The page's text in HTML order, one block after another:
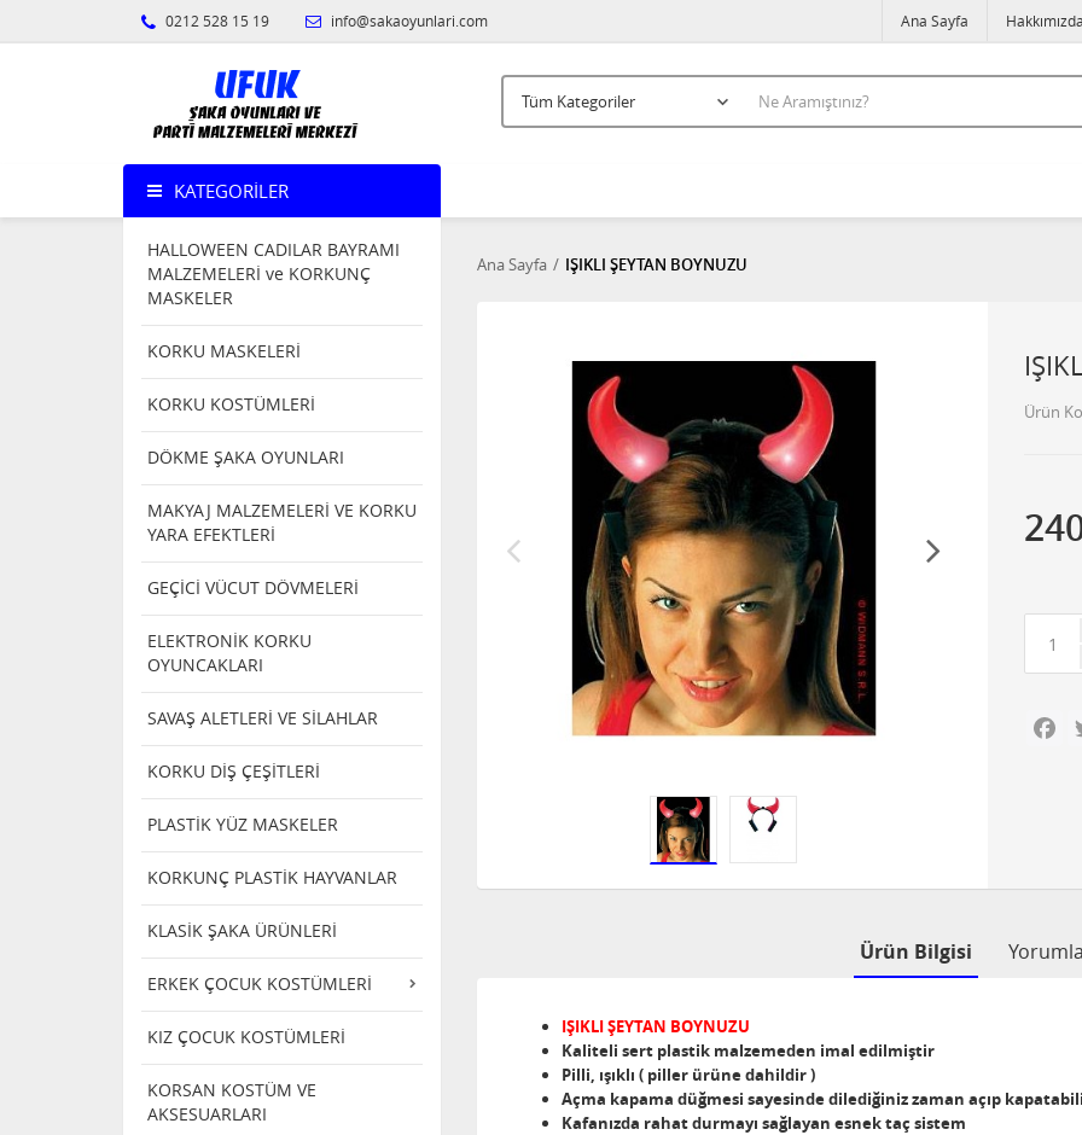
0212 528 15 19 info@sakaoyunlari.com Ana Sayfa Hakkımızda
KATEGORILER
HALLOWEEN CADILAR BAYRAMI
MALZEMELERİ ve KORKUNÇ
MASKELER
KORKU MASKELERİ
KORKU KOSTÜMLERİ
DÖKME ŞAKA OYUNLARI
MAKYAJ MALZEMELERİ VE KORKU
YARA EFEKTLERİ
GEÇİCİ VÜCUT DÖVMELERİ
ELEKTRONİK KORKU
OYUNCAKLARI
SAVAŞ ALETLERİ VE SİLAHLAR
KORKU DİŞ ÇEŞİTLERİ
PLASTİK YÜZ MASKELER
KORKUNÇ PLASTİK HAYVANLAR
KLASİK ŞAKA ÜRÜNLERİ
ERKEK ÇOCUK KOSTÜMLERİ
KIZ ÇOCUK KOSTÜMLERİ
KORSAN KOSTÜM VE
AKSESUARLARI
Ana Sayfa IŞIKLI ŞEYTAN BOYNUZU
Ürün
Ürün Bilgisi
IŞIKLI ŞEYTAN BOYNUZU
Kaliteli sert plastik malzemeden imal edilmiştir
Pilli, ışıklı ( piller ürüne dahildir )
Açma kapama düğmesi sayesinde dilediğiniz zaman açıp
Kafanızda rahat durmayı sağlayan esnek taç sistem